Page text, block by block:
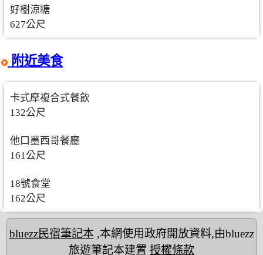
好樹涼糖
627公尺
附近美食
卡式摩複合式餐飲
132公尺
他口墨西哥餐廳
161公尺
18號食堂
162公尺
bluezz民宿筆記本,本網使用政府開放資料,由bluezz
旅遊筆記本建置 授權條款